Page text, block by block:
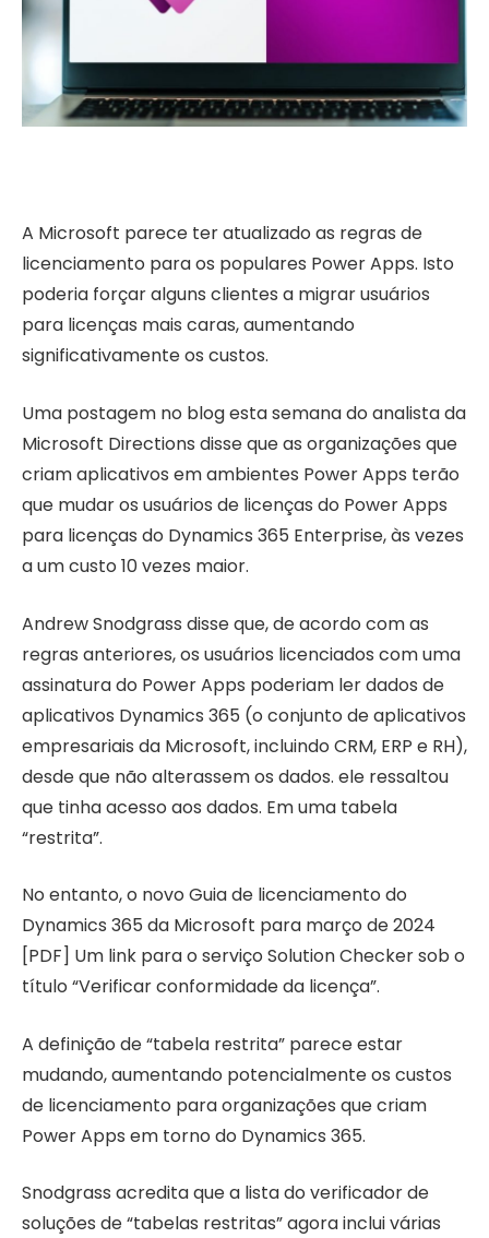
A Microsoft parece ter atualizado as regras de
licenciamento para os populares Power Apps. Isto
poderia forçar alguns clientes a migrar usuários
para licenças mais caras, aumentando
significativamente os custos.
Uma postagem no blog esta semana do analista da
Microsoft Directions disse que as organizações que
criam aplicativos em ambientes Power Apps terão
que mudar os usuários de licenças do Power Apps
para licenças do Dynamics 365 Enterprise, às vezes
a um custo 10 vezes maior.
Andrew Snodgrass disse que, de acordo com as
regras anteriores, os usuários licenciados com uma
assinatura do Power Apps poderiam ler dados de
aplicativos Dynamics 365 (o conjunto de aplicativos
empresariais da Microsoft, incluindo CRM, ERP e RH),
desde que não alterassem os dados. ele ressaltou
que tinha acesso aos dados. Em uma tabela
“restrita”.
No entanto, o novo Guia de licenciamento do
Dynamics 365 da Microsoft para março de 2024
[PDF] Um link para o serviço Solution Checker sob o
título “Verificar conformidade da licença”.
A definição de “tabela restrita” parece estar
mudando, aumentando potencialmente os custos
de licenciamento para organizações que criam
Power Apps em torno do Dynamics 365.
Snodgrass acredita que a lista do verificador de
soluções de “tabelas restritas” agora inclui várias